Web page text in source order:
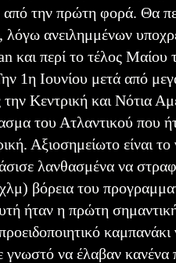
από την πρώτη φορά.
λόγω ανειλημμένων
και περί το τέλος
1η Ιουνίου μετά από
Κεντρική και Νότια
του Ατλαντικού που
Αξιοσημείωτο είναι το
λανθασμένα να
βόρεια του
ήταν η πρώτη
γνωστό να έλαβαν